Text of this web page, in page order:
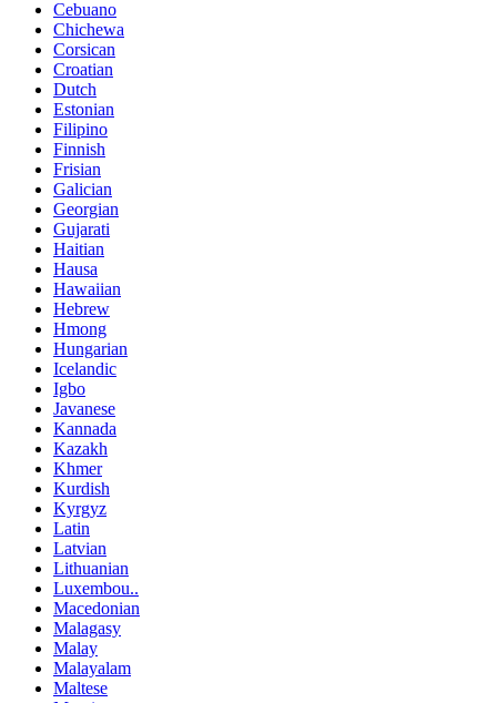
Cebuano
Chichewa
Corsican
Croatian
Dutch
Estonian
Filipino
Finnish
Frisian
Galician
Georgian
Gujarati
Haitian
Hausa
Hawaiian
Hebrew
Hmong
Hungarian
Icelandic
Igbo
Javanese
Kannada
Kazakh
Khmer
Kurdish
Kyrgyz
Latin
Latvian
Lithuanian
Luxembou..
Macedonian
Malagasy
Malay
Malayalam
Maltese